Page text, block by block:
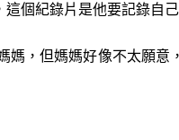
個紀錄片是他要記錄自己
，但媽媽好像不太願意